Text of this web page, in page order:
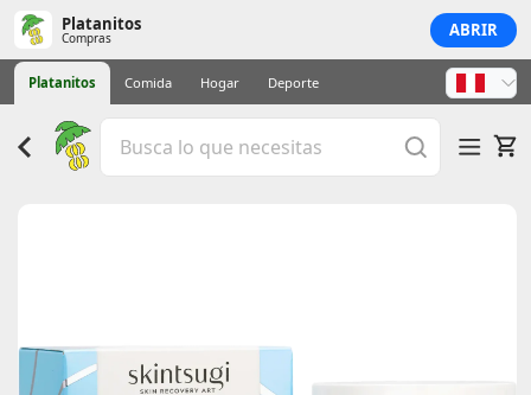
Platanitos
Compras ABRIR
Platanitos Comida Hogar Deporte